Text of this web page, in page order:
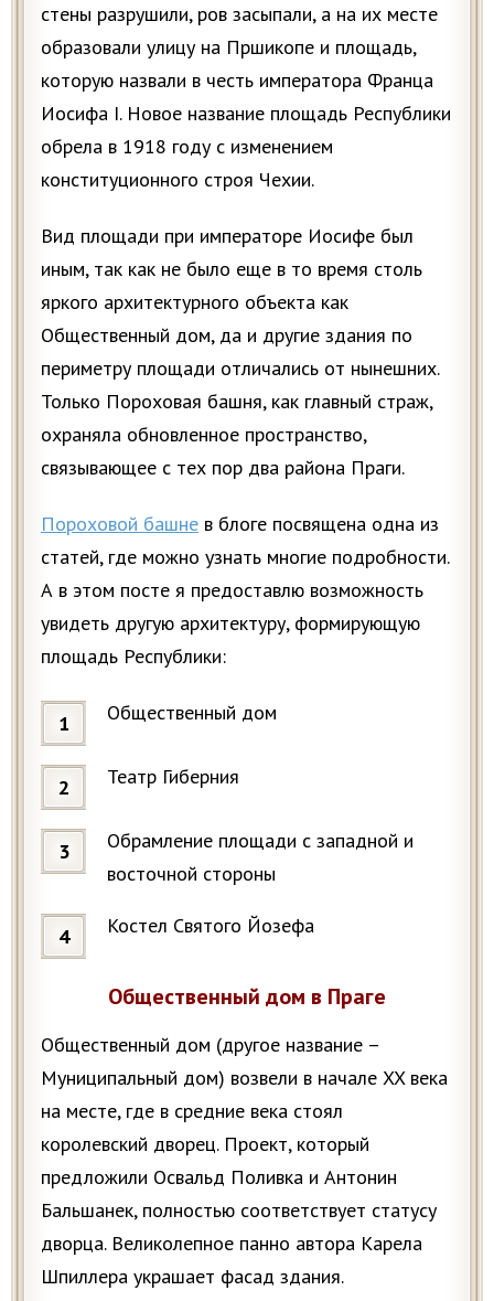
стены разрушили, ров засыпали, а на их месте
образовали улицу на Пршикопе и площадь,
которую назвали в честь императора Франца
Иосифа I. Новое название площадь Республики
обрела в 1918 году с изменением
конституционного строя Чехии.
Вид площади при императоре Иосифе был
иным, так как не было еще в то время столь
яркого архитектурного объекта как
Общественный дом, да и другие здания по
периметру площади отличались от нынешних.
Только Пороховая башня, как главный страж,
охраняла обновленное пространство,
связывающее с тех пор два района Праги.
Пороховой башне в блоге посвящена одна из
статей, где можно узнать многие подробности.
А в этом посте я предоставлю возможность
увидеть другую архитектуру, формирующую
площадь Республики:
Общественный дом
Театр Гиберния
Обрамление площади с западной и
восточной стороны
Костел Святого Йозефа
Общественный дом в Праге
Общественный дом (другое название –
Муниципальный дом) возвели в начале XX века
на месте, где в средние века стоял
королевский дворец. Проект, который
предложили Освальд Поливка и Антонин
Бальшанек, полностью соответствует статусу
дворца. Великолепное панно автора Карела
Шпиллера украшает фасад здания.